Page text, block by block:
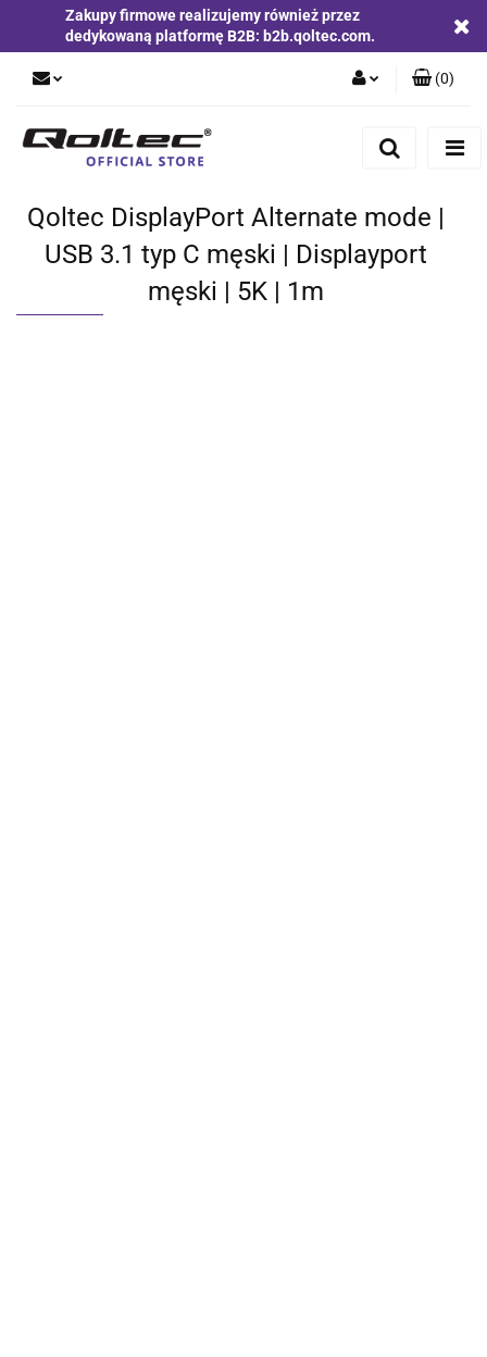
Zakupy firmowe realizujemy również przez
dedykowaną platformę B2B: b2b.qoltec.com.
Zgody cookies
(0)
Qoltec DisplayPort Alternate mode |
USB 3.1 typ C męski | Displayport
męski | 5K | 1m